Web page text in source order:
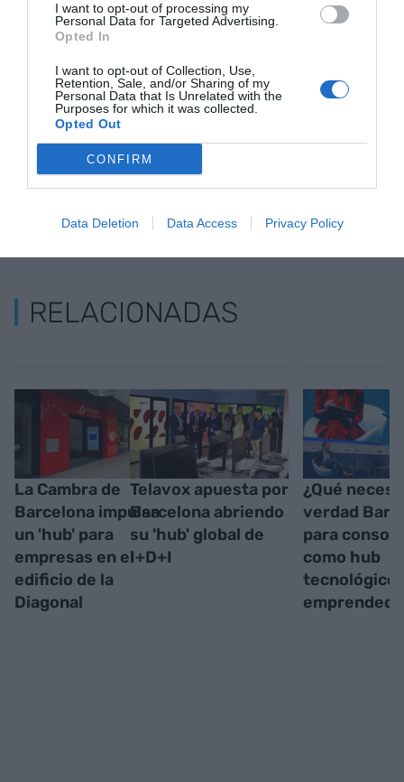
I want to opt-out of processing my
Personal Data for Targeted Advertising.
Opted In
I want to opt-out of Collection, Use,
Retention, Sale, and/or Sharing of my
Personal Data that Is Unrelated with the
Purposes for which it was collected.
Opted Out
CONFIRM
Data Deletion Data Access Privacy Policy
Añadir
de Google de forma gratuita
Mantente informado con las últimas noticias de
actualidad
ACTIVAR AHORA
RELACIONADAS
La Cambra de
Barcelona impulsa
un 'hub' para
empresas en el
edificio de la
Diagonal
Telavox apuesta por
Barcelona abriendo
su 'hub' global de
I+D+I
¿Qué
verdad
para
como hub
tecnológico